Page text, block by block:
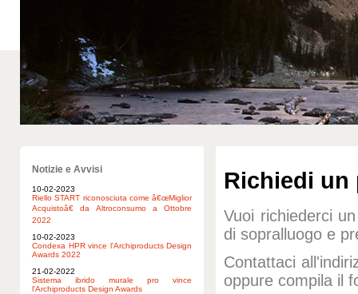
Notizie e Avvisi
10-02-2023
Riello START riconosciuta come â€œMiglior
Acquistoâ€ da Altroconsumo a Ottobre
2022
10-02-2023
Condexa HPR vince l'Archiproducts Design
Awards 2022
21-02-2022
Sistema ibrido murale pro vince
l'Archiproducts Design Awards
Richiedi un
Vuoi richiederci
di sopralluogo e
Contattaci
oppure compila il